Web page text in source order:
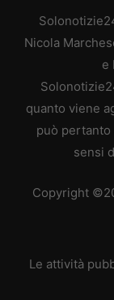
Nicola
e
quanto viene
può
sensi
Copyright
Le attività